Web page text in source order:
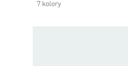
7 kolory